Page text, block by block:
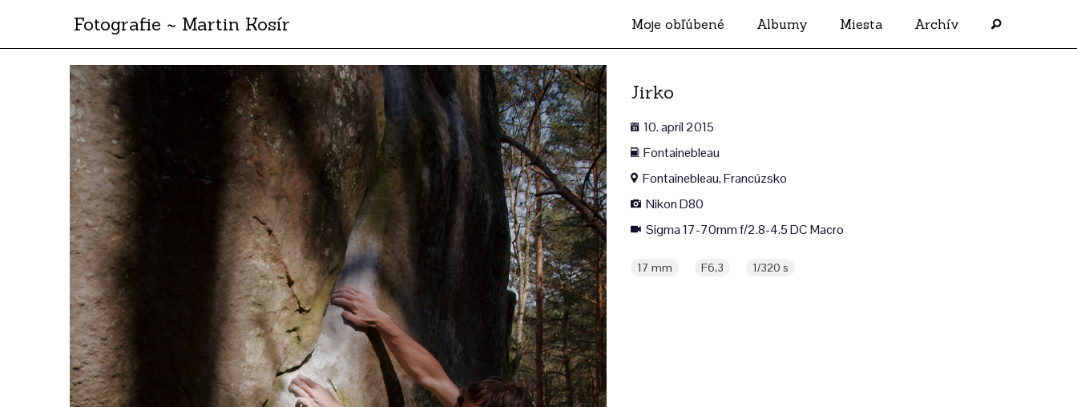
Fotografie ~ Martin Kosír Moje obľúbené Albumy Miesta Archív
Jirko
10. apríl 2015
Fontainebleau
Fontainebleau, Francúzsko
Nikon D80
Sigma 17-70mm f/2.8-4.5 DC Macro
17 mm F6,3 1/320 s